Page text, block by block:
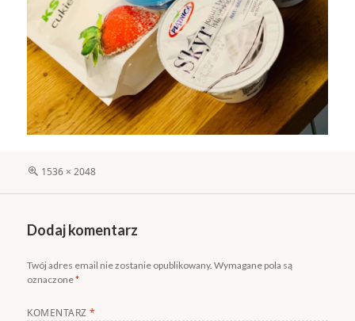
Pełny
1536 × 2048
Dodaj komentarz
Twój adres email nie zostanie opublikowany. Wymagane pola są
oznaczone*
KOMENTARZ*